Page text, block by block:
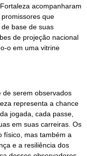
acompanharam
que
base de suas
de projeção nacional
o em uma vitrine
de serem observados
representa a chance
jogada, cada passe,
em suas carreiras. Os
físico, mas também a
e a resiliência dos